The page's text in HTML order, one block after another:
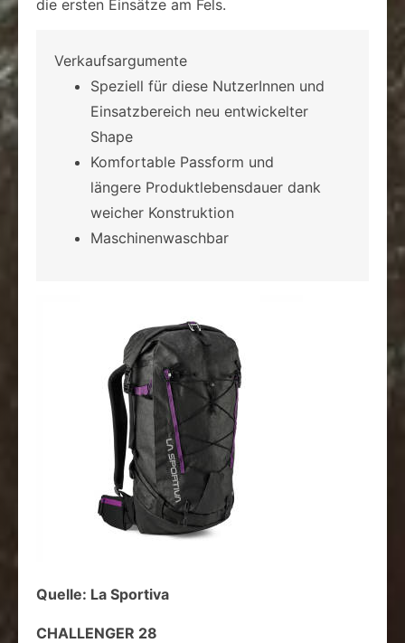
die ersten Einsätze am Fels.
Verkaufsargumente
Speziell für diese NutzerInnen und
Einsatzbereich neu entwickelter
Shape
Komfortable Passform und
längere Produktlebensdauer dank
weicher Konstruktion
Maschinenwaschbar
Quelle: La Sportiva
CHALLENGER 28